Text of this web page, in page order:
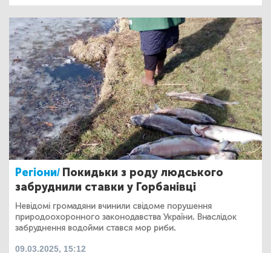
Регіони/ Покидьки з роду людського
забруднили ставки у Горбанівці
Невідомі громадяни вчинили свідоме порушення
природоохоронного законодавства України. Внаслідок
забруднення водойми стався мор риби.
09.03.2025, 15:12